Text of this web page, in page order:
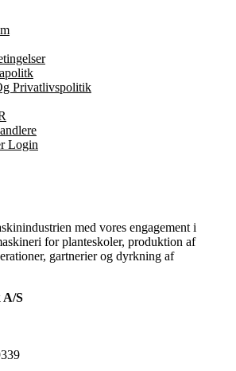
Privatlivspolitik
Login
med vores engagement i
for planteskoler, produktion af
gartnerier og dyrkning af
A/S